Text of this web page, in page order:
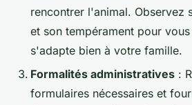
rencontrer l'animal. Observez
et son tempérament pour
s'adapte bien à votre famille.
Formalités administratives :
formulaires nécessaires et